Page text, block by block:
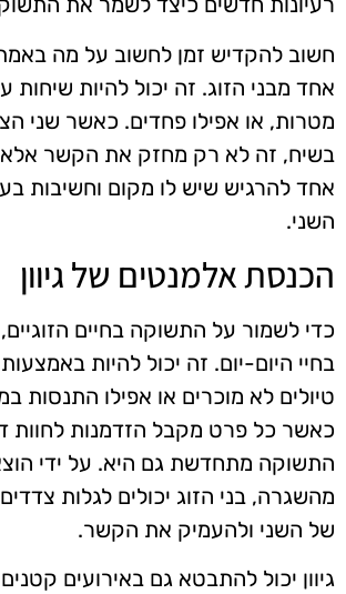
חשוב להקדיש זמן לחשוב על מה
אחד מבני הזוג. זה יכול להיות שיחות
מטרות, או אפילו פחדים. כאשר שני
בשיח, זה לא רק מחזק את הקשר אלא
אחד להרגיש שיש לו מקום וחשיבות
השני.
הכנסת אלמנטים של גיוון
כדי לשמור על התשוקה בחיים הזוגיים,
בחיי היום-יום. זה יכול להיות
טיולים לא מוכרים או אפילו התנסות
כאשר כל פרט מקבל הזדמנות לחוות
התשוקה מתחדשת גם היא. על ידי
מהשגרה, בני הזוג יכולים לגלות
של השני ולהעמיק את הקשר.
גיוון יכול להתבטא גם באירועים